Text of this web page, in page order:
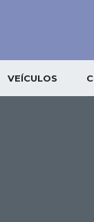
VEÍCULOS